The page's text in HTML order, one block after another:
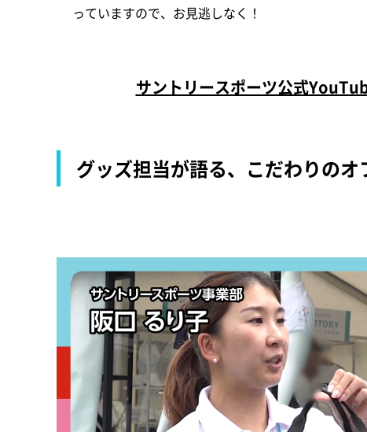
っていますので、お見逃しなく！
サントリースポーツ公式
グッズ担当が語る、こだわりのオ